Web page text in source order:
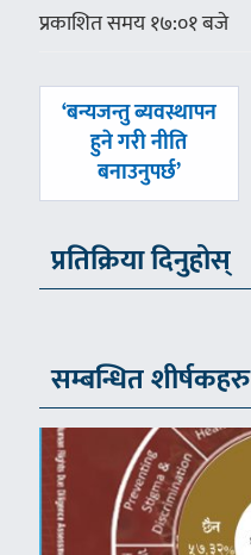
प्रकाशित समय १७:०१ बजे
पछिल्लाे
‘बन्यजन्तु ब्यवस्थापन
हुने गरी नीति
बनाउनुपर्छ’
प्रतिक्रिया दिनुहोस्
सम्बन्धित शीर्षकहरु